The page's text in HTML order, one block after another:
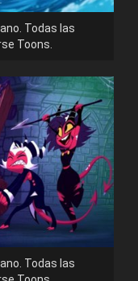
Todas las
Toons.
Todas las